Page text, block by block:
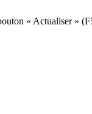
« Actualiser »